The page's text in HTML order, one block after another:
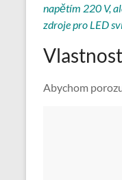
napětím 220 V,
zdroje pro LED
Abychom